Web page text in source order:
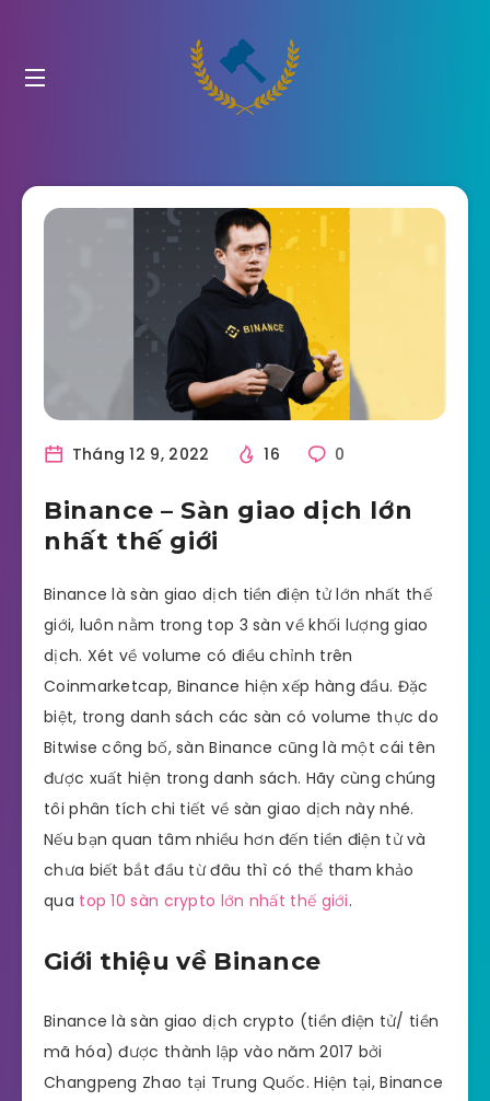
Tháng 12 9, 2022 16 0
Binance – Sàn giao dịch lớn
nhất thế giới
Binance là sàn giao dịch tiền điện tử lớn nhất thế
giới, luôn nằm trong top 3 sàn về khối lượng giao
dịch. Xét về volume có điều chỉnh trên
Coinmarketcap, Binance hiện xếp hàng đầu. Đặc
biệt, trong danh sách các sàn có volume thực do
Bitwise công bố, sàn Binance cũng là một cái tên
được xuất hiện trong danh sách. Hãy cùng chúng
tôi phân tích chi tiết về sàn giao dịch này nhé.
Nếu bạn quan tâm nhiều hơn đến tiền điện tử và
chưa biết bắt đầu từ đâu thì có thể tham khảo
qua top 10 sàn crypto lớn nhất thế giới.
Giới thiệu về Binance
Binance là sàn giao dịch crypto (tiền điện tử/ tiền
mã hóa) được thành lập vào năm 2017 bởi
Changpeng Zhao tại Trung Quốc. Hiện tại, Binance